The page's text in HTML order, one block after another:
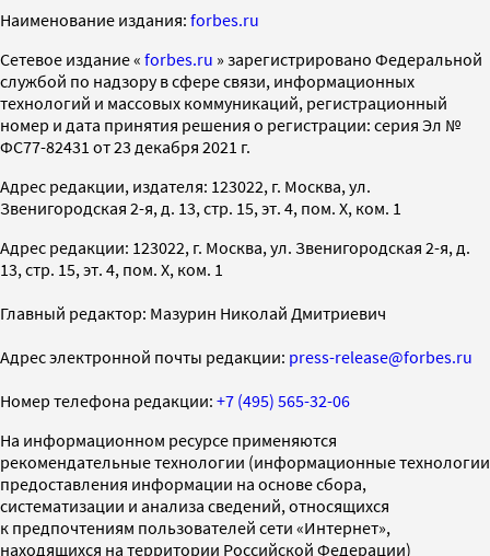
Наименование издания: forbes.ru
Cетевое издание « forbes.ru » зарегистрировано Федеральной
службой по надзору в сфере связи, информационных
технологий и массовых коммуникаций, регистрационный
номер и дата принятия решения о регистрации: серия Эл №
ФС77-82431 от 23 декабря 2021 г.
Адрес редакции, издателя: 123022, г. Москва, ул.
Звенигородская 2-я, д. 13, стр. 15, эт. 4, пом. X, ком. 1
Адрес редакции: 123022, г. Москва, ул. Звенигородская 2-я, д.
13, стр. 15, эт. 4, пом. X, ком. 1
Главный редактор: Мазурин Николай Дмитриевич
Адрес электронной почты редакции: press-release@forbes.ru
Номер телефона редакции: +7 (495) 565-32-06
На информационном ресурсе применяются
рекомендательные технологии (информационные технологии
предоставления информации на основе сбора,
систематизации и анализа сведений, относящихся
к предпочтениям пользователей сети «Интернет»,
находящихся на территории Российской Федерации)